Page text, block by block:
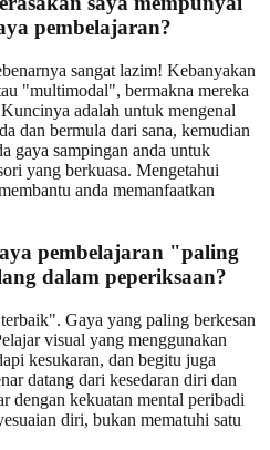
pembelajaran?
sangat lazim! Kebanyakan
"multimodal", bermakna mereka
adalah untuk mengenal
dan bermula dari sana, kemudian
gaya sampingan anda untuk
yang berkuasa. Mengetahui
anda memanfaatkan
pembelajaran "paling
dalam peperiksaan?
Gaya yang paling berkesan
visual yang menggunakan
kesukaran, dan begitu juga
datang dari kesedaran diri dan
dengan kekuatan mental peribadi
diri, bukan mematuhi satu